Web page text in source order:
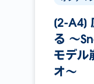
[2-A4]
る 〜
モデル
オ〜